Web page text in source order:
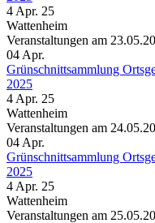
4 Apr. 25
Wattenheim
Veranstaltungen am
04 Apr.
Grünschnittsammlung
2025
4 Apr. 25
Wattenheim
Veranstaltungen am
04 Apr.
Grünschnittsammlung
2025
4 Apr. 25
Wattenheim
Veranstaltungen am